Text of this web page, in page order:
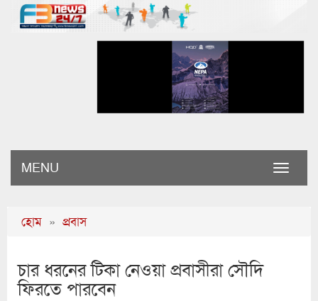
Toggle
MENU
হোম » প্রবাস
চার ধরনের টিকা নেওয়া প্রবাসীরা সৌদি
ফিরতে পারবেন